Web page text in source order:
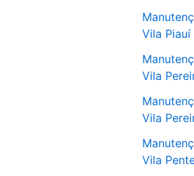
Vila Piauí
Vila
Vila
Vila